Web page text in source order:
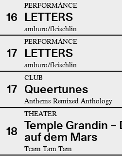
16
PERFORMANCE
LETTERS
amburo/fleischlin
17
PERFORMANCE
LETTERS
amburo/fleischlin
17
CLUB
Queertunes
Anthems Remixed Anthology
18
THEATER
Temple Grandin –
auf dem Mars
Team Tam Tam